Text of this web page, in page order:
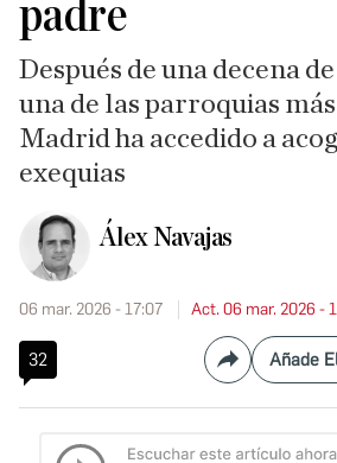
padre
Después de una decena
una de las parroquias
Madrid ha accedido a
exequias
Álex Navajas
06 mar. 2026 - 17:07 Act. 06 mar. 2026 -
32 Compartir
Añade